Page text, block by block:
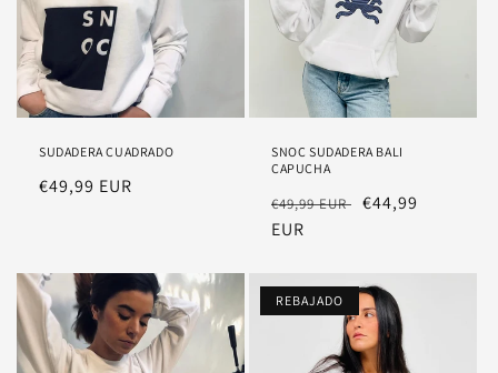
SUDADERA CUADRADO
Precio
€49,99 EUR
SNOC SUDADERA BALI
CAPUCHA
Precio
habitual
€49,99 EUR Precio
€44,99
EUR
REBAJADO